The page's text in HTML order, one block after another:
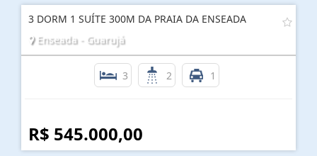
3 DORM 1 SUÍTE 300M DA PRAIA DA ENSEADA
Enseada - Guarujá
3 2 1
R$ 545.000,00